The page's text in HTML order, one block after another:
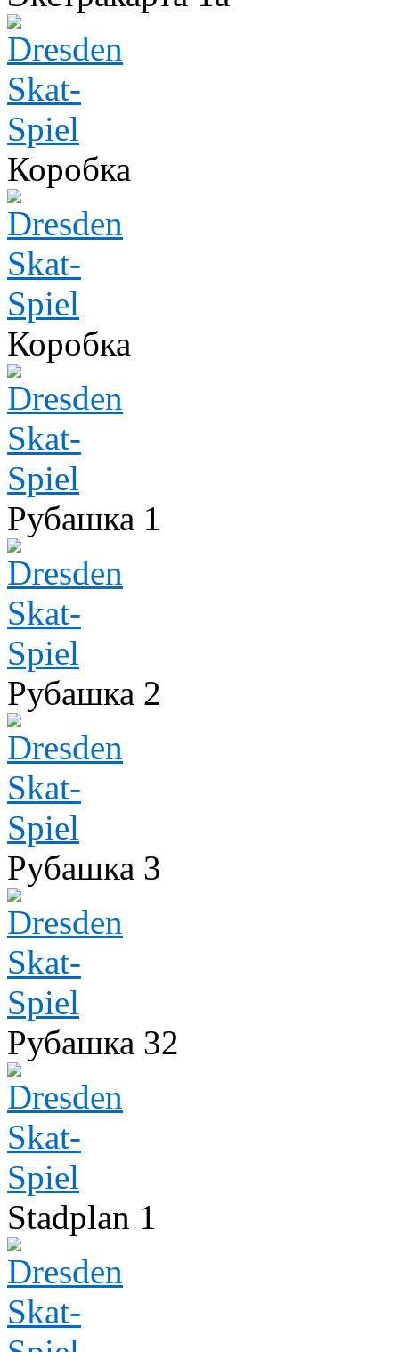
Коробка
Коробка
Рубашка 1
Рубашка 2
Рубашка 3
Рубашка 32
Stadplan 1